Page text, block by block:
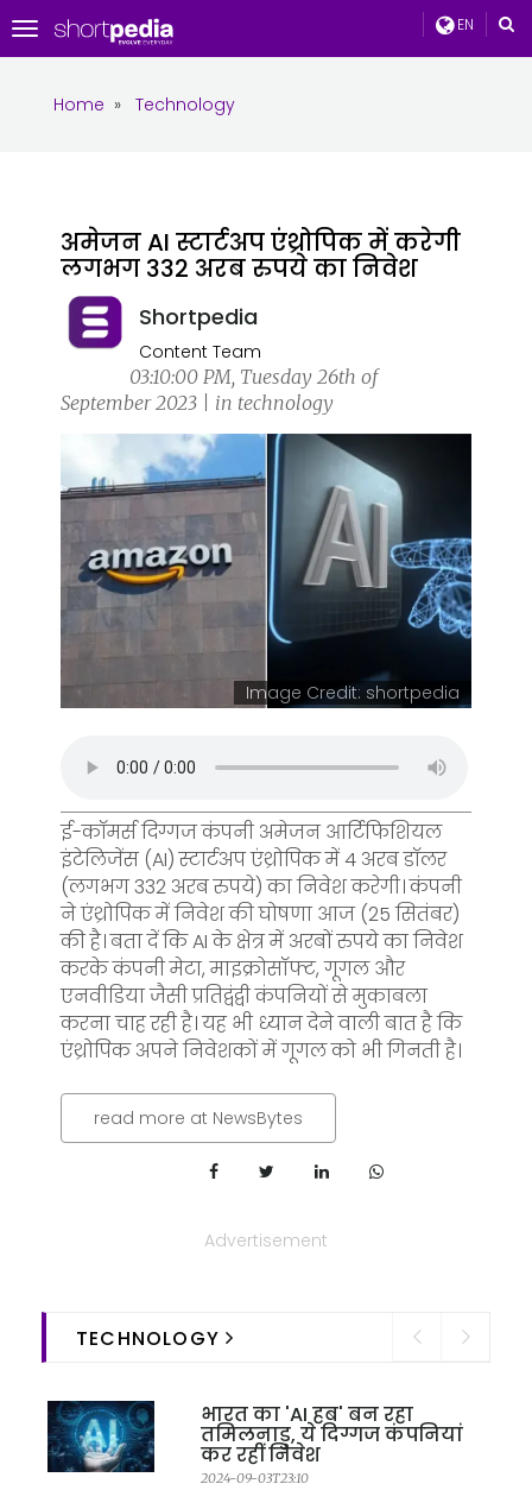
EN
Toggle
navigation
Home » Technology
अमेजन AI स्टार्टअप एंथ्रोपिक में करेगी
लगभग 332 अरब रुपये का निवेश
Shortpedia
Content Team
03:10:00 PM, Tuesday 26th of
September 2023 | in technology
Image Credit: shortpedia
ई-कॉमर्स दिग्गज कंपनी अमेजन आर्टिफिशियल
इंटेलिजेंस (AI) स्टार्टअप एंथ्रोपिक में 4 अरब डॉलर
(लगभग 332 अरब रुपये) का निवेश करेगी। कंपनी
ने एंथ्रोपिक में निवेश की घोषणा आज (25 सितंबर)
की है। बता दें कि AI के क्षेत्र में अरबों रुपये का निवेश
करके कंपनी मेटा, माइक्रोसॉफ्ट, गूगल और
एनवीडिया जैसी प्रतिद्वंद्वी कंपनियों से मुकाबला
करना चाह रही है। यह भी ध्यान देने वाली बात है कि
एंथ्रोपिक अपने निवेशकों में गूगल को भी गिनती है।
read more at NewsBytes
Advertisement
TECHNOLOGY
भारत का 'AI हब' बन रहा
तमिलनाडु, ये दिग्गज कंपनियां
कर रहीं निवेश
2024-09-03T23:10